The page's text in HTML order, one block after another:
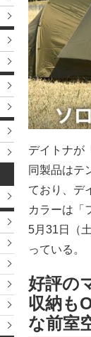
デイトナが
同製品はテ
ており、デ
カラーは「
5月31日（
っている。
好評の
収納も
な前室